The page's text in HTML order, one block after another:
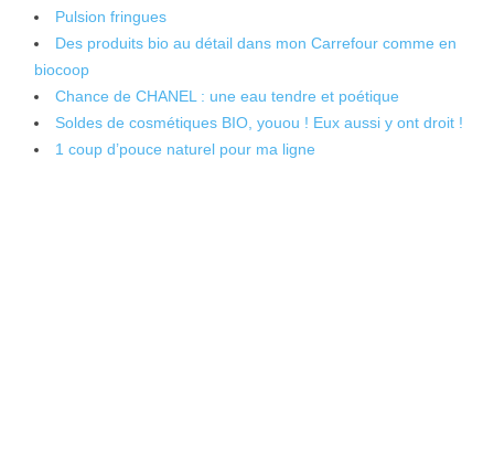
Pulsion fringues
Des produits bio au détail dans mon Carrefour comme en
biocoop
Chance de CHANEL : une eau tendre et poétique
Soldes de cosmétiques BIO, youou ! Eux aussi y ont droit !
1 coup d’pouce naturel pour ma ligne